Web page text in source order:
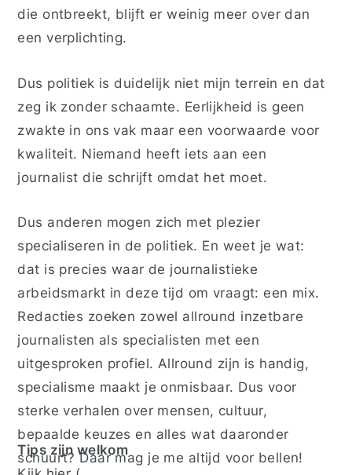
die ontbreekt, blijft er weinig meer over dan
een verplichting.
Dus politiek is duidelijk niet mijn terrein en dat
zeg ik zonder schaamte. Eerlijkheid is geen
zwakte in ons vak maar een voorwaarde voor
kwaliteit. Niemand heeft iets aan een
journalist die schrijft omdat het moet.
Dus anderen mogen zich met plezier
specialiseren in de politiek. En weet je wat:
dat is precies waar de journalistieke
arbeidsmarkt in deze tijd om vraagt: een mix.
Redacties zoeken zowel allround inzetbare
journalisten als specialisten met een
uitgesproken profiel. Allround zijn is handig,
specialisme maakt je onmisbaar. Dus voor
sterke verhalen over mensen, cultuur,
bepaalde keuzes en alles wat daaronder
schuurt? Daar mag je me altijd voor bellen!
Tips zijn welkom